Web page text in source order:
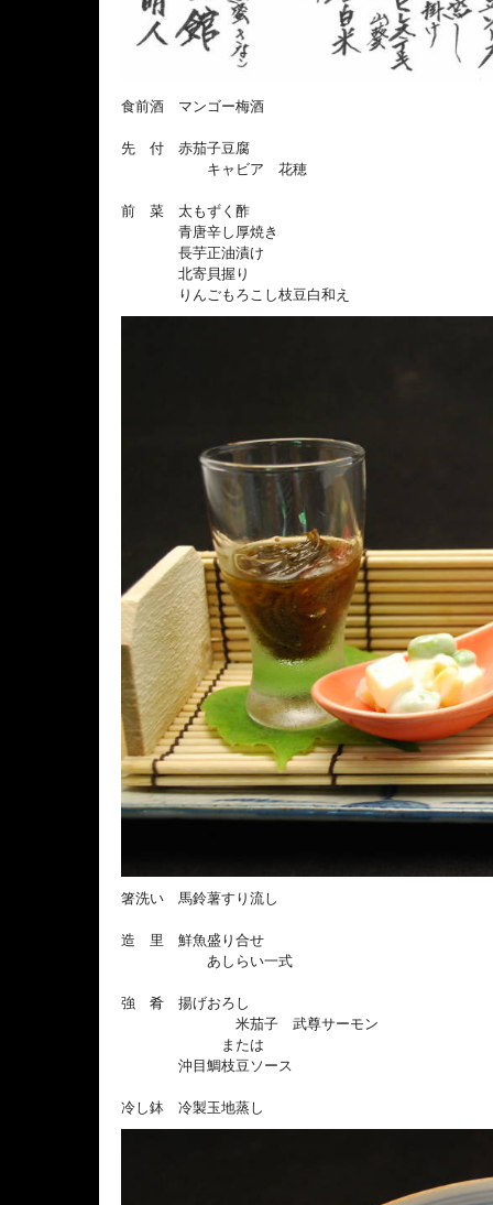
食前酒 マンゴー梅酒
先 付 赤茄子豆腐
キャビア 花穂
前 菜 太もずく酢
青唐辛し厚焼き
長芋正油漬け
北寄貝握り
りんごもろこし枝豆白和え
箸洗い 馬鈴薯すり流し
造 里 鮮魚盛り合せ
あしらい一式
強 肴 揚げおろし
米茄子 武尊サーモン
または
沖目鯛枝豆ソース
冷し鉢 冷製玉地蒸し